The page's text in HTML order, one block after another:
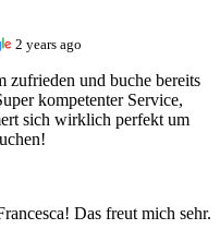
2 years ago
zufrieden und buche bereits
kompetenter Service,
sich wirklich perfekt um
Das freut mich sehr.